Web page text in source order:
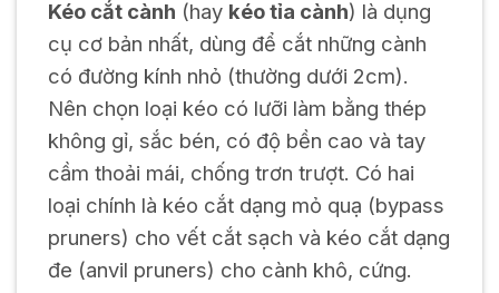
Kéo cắt cành (hay kéo tỉa cành) là dụng
cụ cơ bản nhất, dùng để cắt những cành
có đường kính nhỏ (thường dưới 2cm).
Nên chọn loại kéo có lưỡi làm bằng thép
không gỉ, sắc bén, có độ bền cao và tay
cầm thoải mái, chống trơn trượt. Có hai
loại chính là kéo cắt dạng mỏ quạ (bypass
pruners) cho vết cắt sạch và kéo cắt dạng
đe (anvil pruners) cho cành khô, cứng.